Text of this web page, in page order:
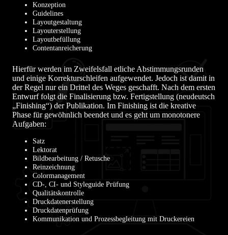
Konzeption
Guidelines
Layoutgestaltung
Layouterstellung
Layoutbefüllung
Contentanreicherung
Hierfür werden im Zweifelsfall etliche Abstimmungsrunden
und einige Korrekturschleifen aufgewendet. Jedoch ist damit in
der Regel nur ein Drittel des Weges geschafft. Nach dem ersten
Entwurf folgt die Finalisierung bzw. Fertigstellung (neudeutsch
„Finishing“) der Publikation. Im Finishing ist die kreative
Phase für gewöhnlich beendet und es geht um monotonere
Aufgaben:
Satz
Lektorat
Bildbearbeitung / Retusche
Reinzeichnung
Colormanagement
CD-, CI- und Styleguide Prüfung
Qualitätskontrolle
Druckdatenerstellung
Druckdatenprüfung
Kommunikation und Prozessbegleitung mit Druckereien